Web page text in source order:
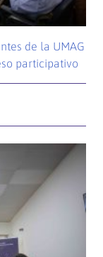
de la UMAG
participativo